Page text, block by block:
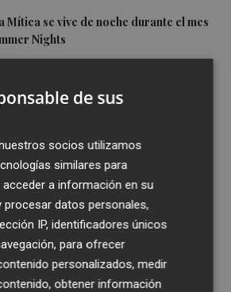
Mítica se vive de noche durante el mes
Nights
se consolida como referente en
de sus
socios utilizamos
similares para
acceder a información en su
procesar datos personales,
IP, identificadores únicos
para ofrecer
personalizados, medir
obtener información